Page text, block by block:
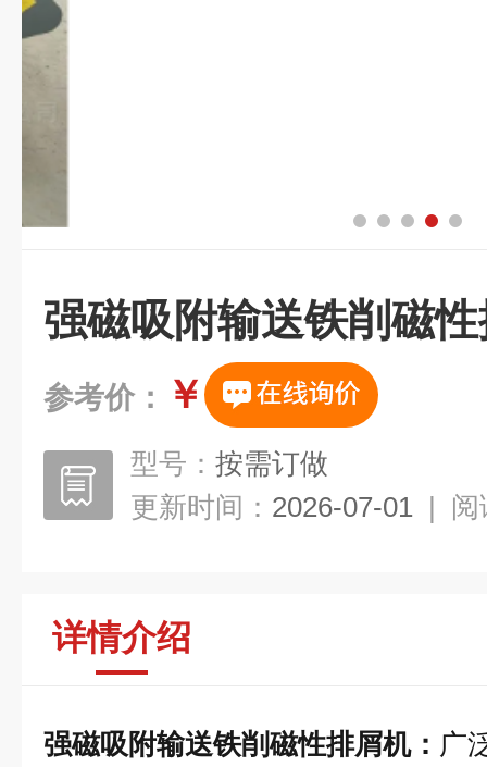
强磁吸附输送铁削磁
参考价： ￥
型号： 按需订做
更新时间： 2026-07-01 | 阅
详情介绍
强磁吸附输送铁削磁性排屑机： 广